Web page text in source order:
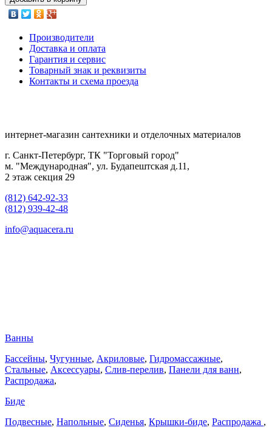
Производители
Доставка и оплата
Гарантия и сервис
Товарный знак и реквизиты
Контакты и схема проезда
интернет-магазин сантехники и отделочных материалов
г. Санкт-Петербург, ТК "Торговый город"
м. "Международная", ул. Будапештская д.11,
2 этаж секция 29
(812) 642-92-33
(812) 939-42-48
info@aquacera.ru
Ванны
Бассейны, Чугунные, Акриловые, Гидромассажные,
Стальные, Аксессуары, Слив-перелив, Панели для ванн,
Распродажа,
Биде
Подвесные, Напольные, Сиденья, Крышки-биде, Распродажа ,